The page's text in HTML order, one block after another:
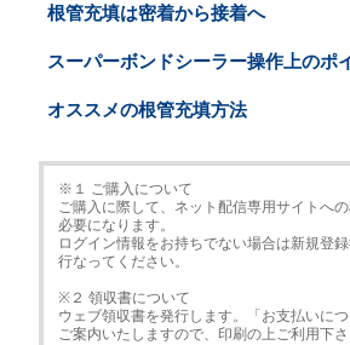
根管充填は密着から接着へ
スーパーボンドシーラー操作上のポ
オススメの根管充填方法
※１ ご購入について
ご購入に際して、ネット配信専用サイトへ
必要になります。
ログイン情報をお持ちでない場合は新規登
行なってください。
※２ 領収書について
ウェブ領収書を発行します。「お支払いに
ご案内いたしますので、印刷の上ご利用下さ